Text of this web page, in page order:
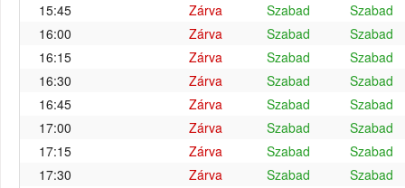
15:45
Zárva Szabad
Szabad
16:00
Zárva Szabad
Szabad
16:15
Zárva Szabad
Szabad
16:30
Zárva Szabad
Szabad
16:45
Zárva Szabad
Szabad
17:00
Zárva Szabad
Szabad
17:15
Zárva Szabad
Szabad
17:30
Zárva Szabad
Szabad